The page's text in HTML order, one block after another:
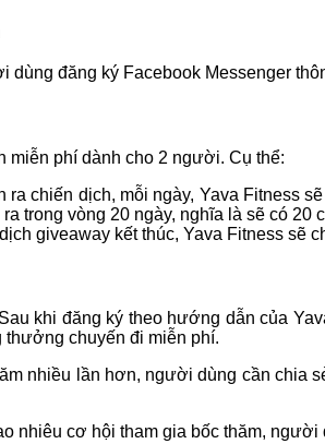
đăng ký Facebook Messenger
miễn phí dành cho 2 người. Cụ thể:
ra chiến dịch, mỗi ngày, Yava Fitness
trong vòng 20 ngày, nghĩa là sẽ có 20
giveaway kết thúc, Yava Fitness sẽ
khi đăng ký theo hướng dẫn của
chuyến đi miễn phí.
nhiều lần hơn, người dùng cần chia
nhiêu cơ hội tham gia bốc thăm, người